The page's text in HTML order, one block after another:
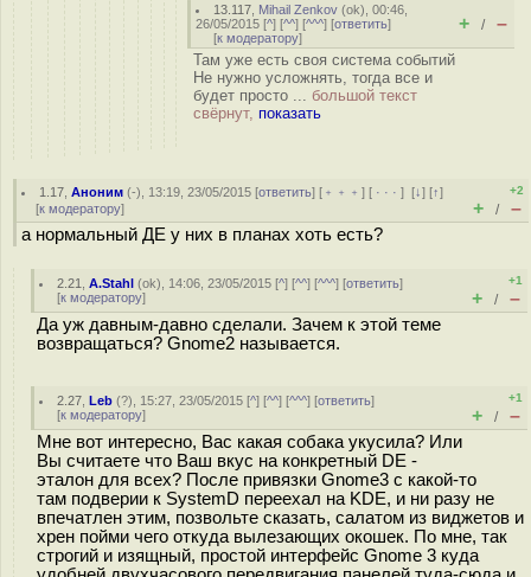
13.117 Mihail Zenkov (ok), 00:46,
26/05/2015 [^] [^^] [^^^] [ответить]
[к модератору]
+ / –
Там уже есть своя система событий
Не нужно усложнять, тогда все и
будет просто ... большой текст
свёрнут, показать
1.17 ,Аноним (-), 13:19, 23/05/2015 [ответить] [ ﹢﹢﹢] [ · · ·][↓] [↑]
[к модератору]
+2
+ / –
а нормальный ДЕ у них в планах хоть есть?
2.21 ,A.Stahl (ok), 14:06, 23/05/2015 [^] [^^] [^^^] [ответить]
[к модератору]
+1
+ / –
Да уж давным-давно сделали. Зачем к этой теме
возвращаться? Gnome2 называется.
2.27 ,Leb (?), 15:27, 23/05/2015 [^] [^^] [^^^] [ответить]
[к модератору]
+1
+ / –
Мне вот интересно, Вас какая собака укусила? Или
Вы считаете что Ваш вкус на конкретный DE -
эталон для всех? После привязки Gnome3 с какой-то
там подверии к SystemD переехал на KDE, и ни разу не
впечатлен этим, позвольте сказать, салатом из виджетов и
хрен пойми чего откуда вылезающих окошек. По мне, так
строгий и изящный, простой интерфейс Gnome 3 куда